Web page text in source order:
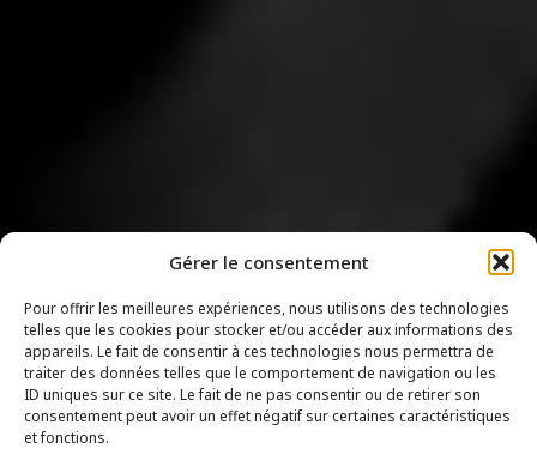
Gérer le consentement
Pour offrir les meilleures expériences, nous utilisons des technologies
telles que les cookies pour stocker et/ou accéder aux informations des
appareils. Le fait de consentir à ces technologies nous permettra de
traiter des données telles que le comportement de navigation ou les
ID uniques sur ce site. Le fait de ne pas consentir ou de retirer son
consentement peut avoir un effet négatif sur certaines caractéristiques
et fonctions.